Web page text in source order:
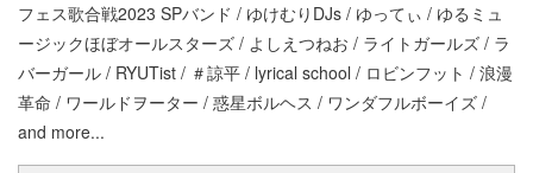
フェス歌合戦2023 SPバンド / ゆけむりDJs / ゆってぃ / ゆるミュ
ージックほぼオールスターズ / よしえつねお / ライトガールズ / ラ
バーガール / RYUTist / ＃諒平 / lyrical school / ロビンフット / 浪漫
革命 / ワールドヲーター / 惑星ボルヘス / ワンダフルボーイズ /
and more...